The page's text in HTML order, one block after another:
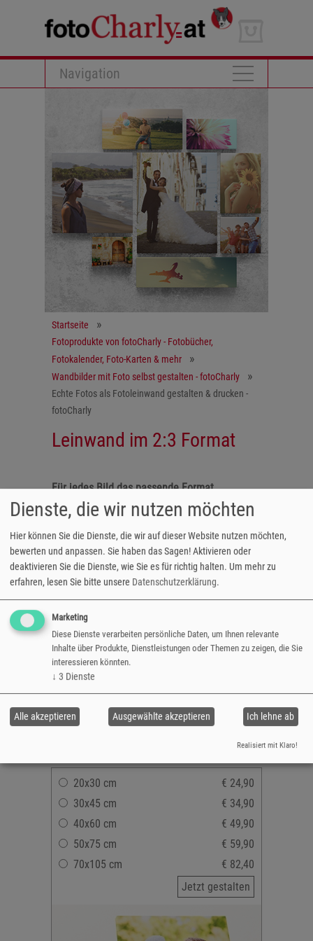
Navigation
Startseite
Fotoprodukte von fotoCharly - Fotobücher,
Fotokalender, Foto-Karten & mehr
Wandbilder mit Foto selbst gestalten - fotoCharly
Echte Fotos als Fotoleinwand gestalten & drucken -
fotoCharly
Leinwand im 2:3 Format
Für jedes Bild das passende Format
Die Fotoleinwand im Format 2:3 eignet sich
perfekt, um innige Familienfotos oder
Familien-Erinnerungen an Ihren vier Wänden
in Szene zu setzen.
5 unterschiedliche Formate:
- 20x30 bis 70x105 cm
Hoch- oder Querformat
Fotoleinen auf Holzrahmen
(Keilrahmen)
Leinwanddruck seidenglänzend,
mit oder ohne Korrektur
20x30 cm
€ 24,90
30x45 cm
€ 34,90
40x60 cm
€ 49,90
50x75 cm
€ 59,90
70x105 cm
€ 82,40
Jetzt gestalten
Dienste, die wir nutzen möchten
Hier können Sie die Dienste, die wir auf dieser Website nutzen möchten,
bewerten und anpassen. Sie haben das Sagen! Aktivieren oder
deaktivieren Sie die Dienste, wie Sie es für richtig halten. Um mehr zu
erfahren, lesen Sie bitte unsere Datenschutzerklärung.
Marketing
Diese Dienste verarbeiten persönliche Daten, um Ihnen relevante
Inhalte über Produkte, Dienstleistungen oder Themen zu zeigen, die Sie
interessieren könnten.
↓ 3 Dienste
Ich lehne ab
Ausgewählte akzeptieren
Alle akzeptieren
Realisiert mit Klaro!